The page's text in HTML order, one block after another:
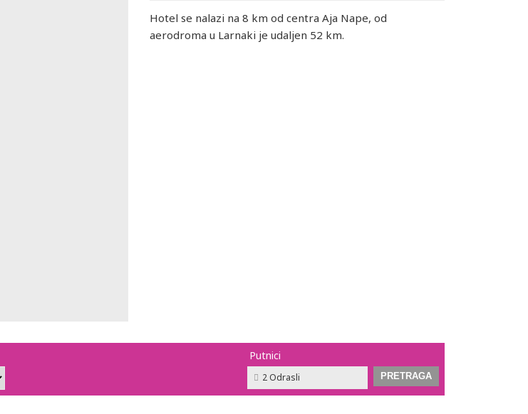
Hotel se nalazi na 8 km od centra Aja Nape, od
aerodroma u Larnaki je udaljen 52 km.
Putnici
2 Odrasli